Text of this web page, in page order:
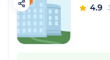
4.9